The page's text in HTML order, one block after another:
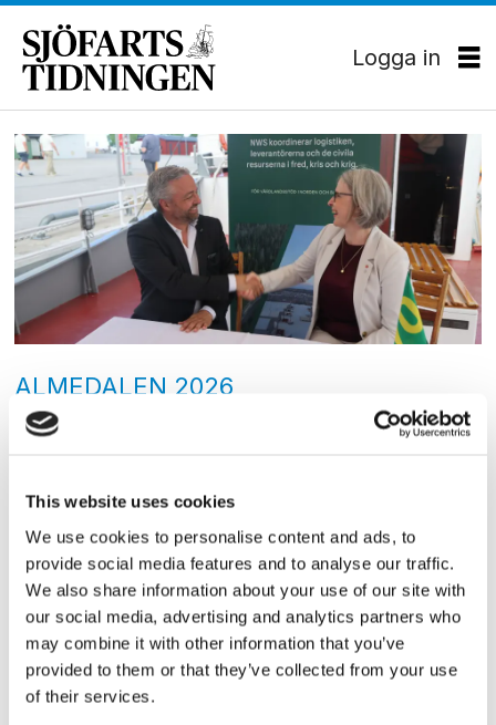
This website uses cookies
We use cookies to personalise content and ads, to
provide social media features and to analyse our traffic.
We also share information about your use of our site with
our social media, advertising and analytics partners who
may combine it with other information that you’ve
provided to them or that they’ve collected from your use
of their services.
Logga in
Tag:
bodens
kommun
ALMEDALEN 2026
Avtal om stärkt
undertecknat i Visby
Nordic Way Services tar nästa steg i arbetet
med att stärka Sveriges totalförsvar. Under
tisdagen tecknade bolaget en strategisk
avsiktsförklaring med Bodens kommun för att
utveckla lösningar inom värdlandsstöd, logistik
och civil-militär samverkan.